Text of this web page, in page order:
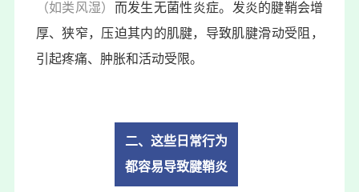
（如类风湿） 而发生无菌性炎症。发炎的腱鞘会增
厚、狭窄，压迫其内的肌腱，导致肌腱滑动受阻，
引起疼痛、肿胀和活动受限。
二、 这些日常行为
都容易导致腱鞘炎